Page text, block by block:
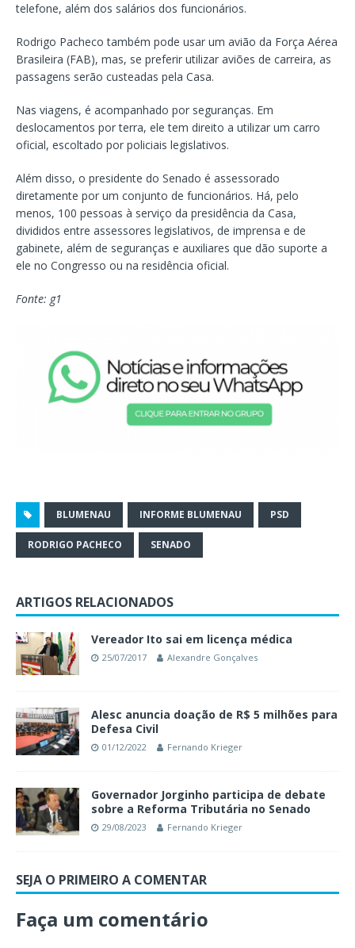
telefone, além dos salários dos funcionários.
Rodrigo Pacheco também pode usar um avião da Força Aérea
Brasileira (FAB), mas, se preferir utilizar aviões de carreira, as
passagens serão custeadas pela Casa.
Nas viagens, é acompanhado por seguranças. Em
deslocamentos por terra, ele tem direito a utilizar um carro
oficial, escoltado por policiais legislativos.
Além disso, o presidente do Senado é assessorado
diretamente por um conjunto de funcionários. Há, pelo
menos, 100 pessoas à serviço da presidência da Casa,
divididos entre assessores legislativos, de imprensa e de
gabinete, além de seguranças e auxiliares que dão suporte a
ele no Congresso ou na residência oficial.
Fonte: g1
BLUMENAU INFORME BLUMENAU PSD
RODRIGO PACHECO SENADO
ARTIGOS RELACIONADOS
Vereador Ito sai em licença médica
25/07/2017 Alexandre Gonçalves
Alesc anuncia doação de R$ 5 milhões para
Defesa Civil
01/12/2022 Fernando Krieger
Governador Jorginho participa de debate
sobre a Reforma Tributária no Senado
29/08/2023 Fernando Krieger
SEJA O PRIMEIRO A COMENTAR
Faça um comentário